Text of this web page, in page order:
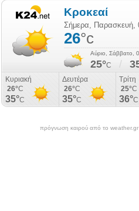
πρόγνωση καιρού από το weather.gr